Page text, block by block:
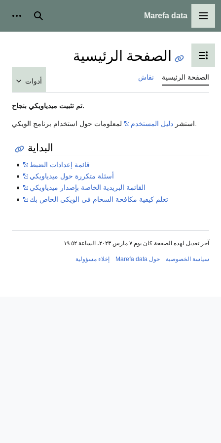
القائمة الرئيسية
Marefa data بحث
تبديل عرض جدول المحتويات
الصفحة الرئيسية
الصفحة الرئيسية نقاش أدوات
تم تثبيت ميدياويكي بنجاح.
استشر دليل المستخدم
البداية
قائمة إعدادات الضبط
أسئلة متكررة حول ميدياويكي
القائمة البريدية الخاصة بإصدار ميدياويكي
تعلم كيفية مكافحة السخام في الويكي الخاص بك
آخر تعديل لهذه الصفحة كان يوم ٧ مارس ٢٠٢٣، الساعة ١٩:٥٢.
سياسة الخصوصية حول Marefa data إخلاء مسؤولية